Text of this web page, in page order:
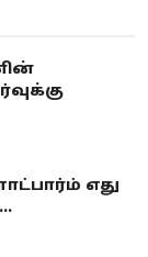
எது